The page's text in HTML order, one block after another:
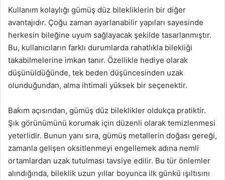
Kullanım kolaylığı gümüş düz bilekliklerin bir diğer
avantajıdır. Çoğu zaman ayarlanabilir yapıları sayesinde
herkesin bileğine uyum sağlayacak şekilde tasarlanmıştır.
Bu, kullanıcıların farklı durumlarda rahatlıkla bilekliği
takabilmelerine imkan tanır. Özellikle hediye olarak
düşünüldüğünde, tek beden düşüncesinden uzak
olunduğundan, alma ihtimali yüksek bir seçenektir.
Bakım açısından, gümüş düz bileklikler oldukça pratiktir.
Şık görünümünü korumak için düzenli olarak temizlenmesi
yeterlidir. Bunun yanı sıra, gümüş metallerin doğası gereği,
zamanla gelişen oksitlenmeyi engellemek adına nemli
ortamlardan uzak tutulması tavsiye edilir. Bu tür önlemler
alındığında, bileklik uzun yıllar boyunca ilk günkü ışıltısını